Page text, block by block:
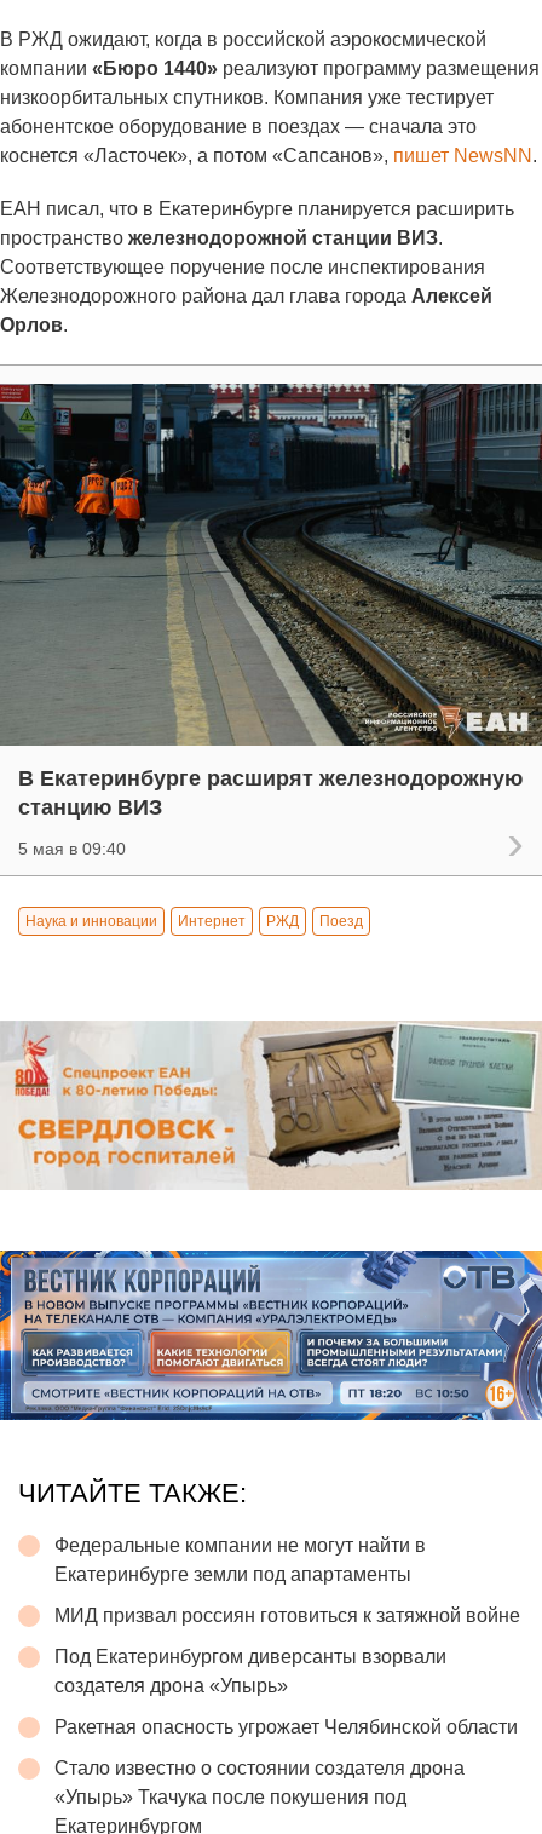
В РЖД ожидают, когда в российской аэрокосмической
компании «Бюро 1440» реализуют программу размещения
низкоорбитальных спутников. Компания уже тестирует
абонентское оборудование в поездах — сначала это
коснется «Ласточек», а потом «Сапсанов», пишет NewsNN .
ЕАН писал, что в Екатеринбурге планируется расширить
пространство железнодорожной станции ВИЗ.
Соответствующее поручение после инспектирования
Железнодорожного района дал глава города Алексей
Орлов.
В Екатеринбурге расширят железнодорожную
станцию ВИЗ
5 мая в 09:40
Наука и инновации Интернет РЖД Поезд
ЧИТАЙТЕ ТАКЖЕ:
Федеральные компании не могут найти в
Екатеринбурге земли под апартаменты
МИД призвал россиян готовиться к затяжной войне
Под Екатеринбургом диверсанты взорвали
создателя дрона «Упырь»
Ракетная опасность угрожает Челябинской области
Стало известно о состоянии создателя дрона
«Упырь» Ткачука после покушения под
Екатеринбургом